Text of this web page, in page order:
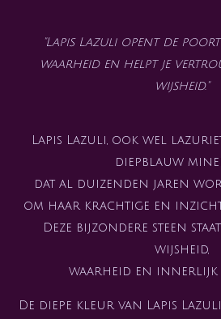
"Lapis Lazuli opent de
waarheid en helpt je
wijsheid."
Lapis Lazuli, ook wel
diepblauw
dat al duizenden jaren
om haar krachtige en inzicht
Deze bijzondere steen
wijsheid,
waarheid en innerlijk
De diepe kleur van Lapis